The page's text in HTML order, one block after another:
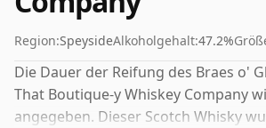
Region:SpeysideAlkoholgehalt:47.2%
Die Dauer der Reifung des Braes o'
That Boutique-y Whiskey Company
angegeben. Dieser Scotch Whisky